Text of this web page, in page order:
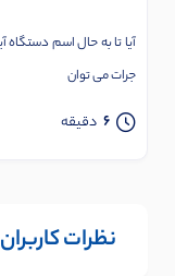
جرات می توان
6 دقیقه
نظرات کاربران